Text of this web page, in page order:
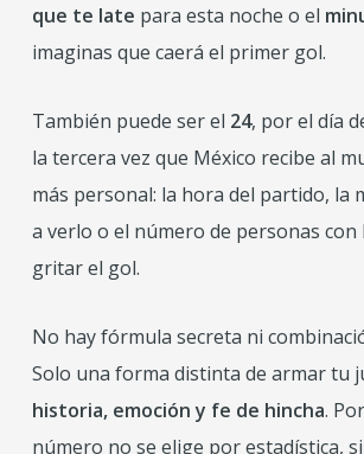
que te late para esta noche o el
imaginas que caerá el primer gol.
También puede ser el 24, por el día
la tercera vez que México recibe al
más personal: la hora del partido, la
a verlo o el número de personas con
gritar el gol.
No hay fórmula secreta ni
Solo una forma distinta de armar tu
historia, emoción y fe de hincha.
número no se elige por estadística,